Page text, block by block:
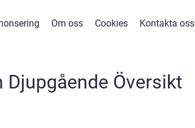
Om oss Cookies Kontakta oss
Djupgående Översikt